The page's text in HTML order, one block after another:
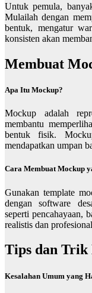
Untuk pemula,
Mulailah dengan
bentuk, mengatur
konsisten akan
Membuat
Apa Itu Mockup?
Mockup adalah
membantu
bentuk fisik.
mendapatkan umpan
Cara Membuat Mockup
Gunakan template
dengan software
seperti pencahayaan,
realistis dan
Tips dan Trik
Kesalahan Umum yang